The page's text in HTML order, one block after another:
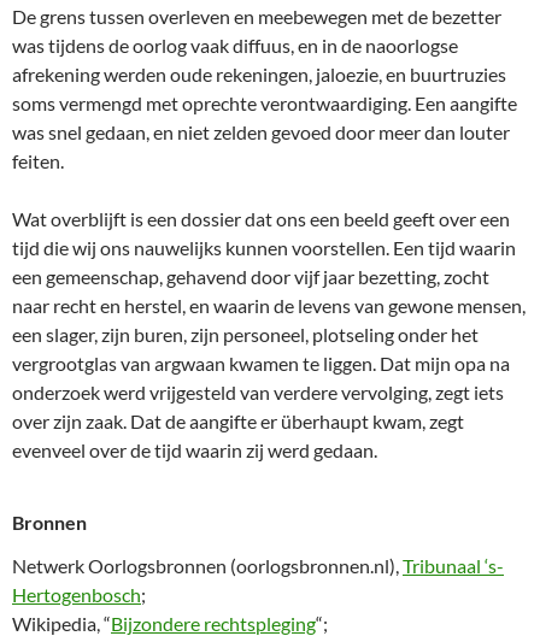
De grens tussen overleven en meebewegen met de bezetter
was tijdens de oorlog vaak diffuus, en in de naoorlogse
afrekening werden oude rekeningen, jaloezie, en buurtruzies
soms vermengd met oprechte verontwaardiging. Een aangifte
was snel gedaan, en niet zelden gevoed door meer dan louter
feiten.
Wat overblijft is een dossier dat ons een beeld geeft over een
tijd die wij ons nauwelijks kunnen voorstellen. Een tijd waarin
een gemeenschap, gehavend door vijf jaar bezetting, zocht
naar recht en herstel, en waarin de levens van gewone mensen,
een slager, zijn buren, zijn personeel, plotseling onder het
vergrootglas van argwaan kwamen te liggen. Dat mijn opa na
onderzoek werd vrijgesteld van verdere vervolging, zegt iets
over zijn zaak. Dat de aangifte er überhaupt kwam, zegt
evenveel over de tijd waarin zij werd gedaan.
Bronnen
Netwerk Oorlogsbronnen (oorlogsbronnen.nl),Tribunaal ‘s-
Hertogenbosch;
Wikipedia, “Bijzondere rechtspleging“;